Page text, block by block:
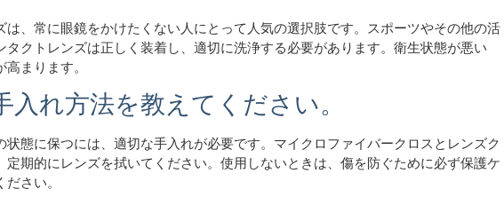
は、常に眼鏡をかけたくない人にとって人気の選択肢です。スポーツやその他の活
タクトレンズは正しく装着し、適切に洗浄する必要があります。衛生状態が悪い
まります。
入れ方法を教えてください。
態に保つには、適切な手入れが必要です。 マイクロファイバークロスとレンズク
定期的にレンズを拭いてください。使用しないときは、傷を防ぐために必ず保護ケ
さい。